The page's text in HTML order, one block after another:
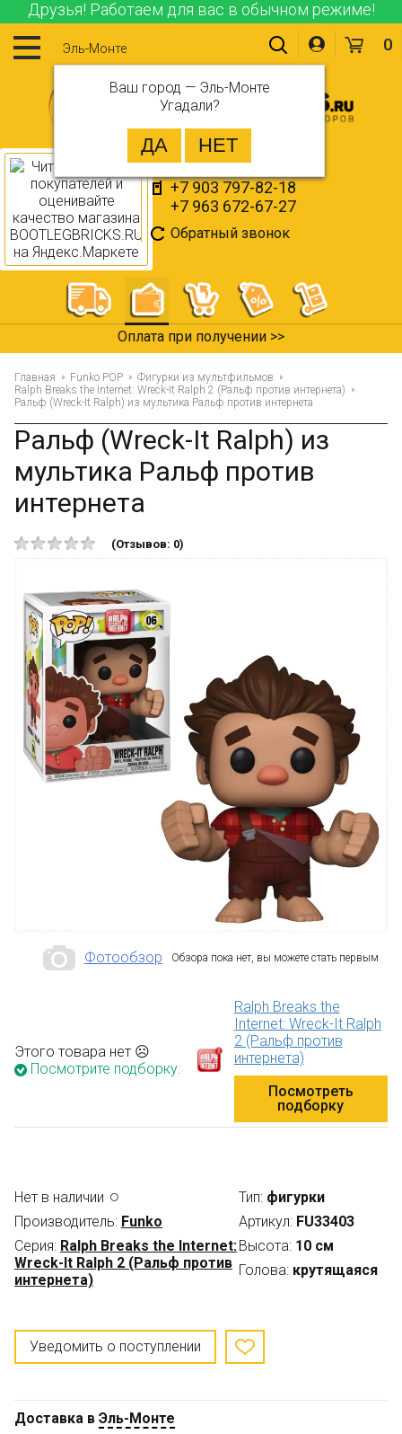
Друзья! Работаем для вас в обычном режиме!
Эль-Монте
Ваш город — Эль-Монте
Угадали?
+7 903 797-82-18
+7 963 672-67-27
Обратный звонок
0
365 дней на возврат >>
Главная Funko POP
Фигурки из мультфильмов
Ralph Breaks the Internet: Wreck-It Ralph 2 (Ральф против интернета)
Ральф (Wreck-It Ralph) из мультика Ральф против интернета
Ральф (Wreck-It Ralph) из
мультика Ральф против
интернета
(Отзывов: 0)
Фотообзор Обзора пока нет, вы можете стать первым
Этого товара нет ☹
Посмотрите подборку:
Ralph Breaks the
Internet: Wreck-It Ralph
2 (Ральф против
интернета)
Посмотреть
подборку
Нет в наличии
Производитель: Funko
Серия: Ralph Breaks the Internet:
Wreck-It Ralph 2 (Ральф против
интернета)
Тип: фигурки
Артикул: FU33403
Высота: 10 см
Голова: крутящаяся
Уведомить о поступлении
Доставка в Эль-Монте